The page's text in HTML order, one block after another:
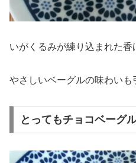
いがくるみが練り込まれた香
やさしいベーグルの味わいも
とってもチョコベーグ